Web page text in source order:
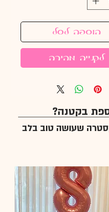
הוספה לסל
לקנייה מהירה
בקטנה?
שעושה טוב בלב